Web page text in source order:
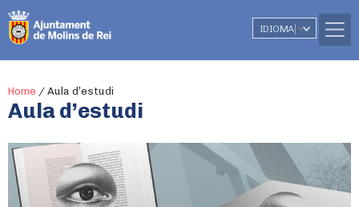
IDIOMA ▼
Home / Aula d’estudi
Aula d’estudi